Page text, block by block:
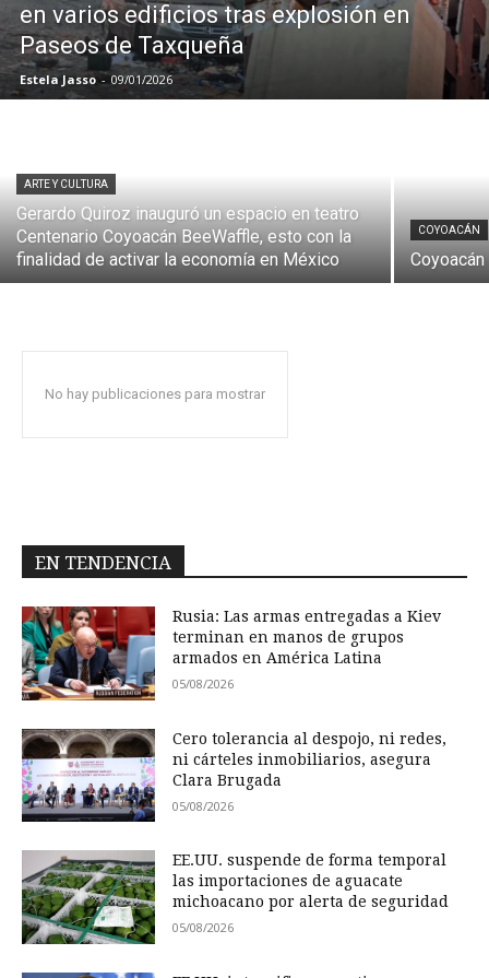
en varios edificios tras explosión en
Paseos de Taxqueña
Estela Jasso - 09/01/2026
ARTE Y CULTURA
Gerardo Quiroz inauguró un espacio en teatro
Centenario Coyoacán BeeWaffle, esto con la
finalidad de activar la economía en México
COYOACÁN
No hay publicaciones para mostrar
EN TENDENCIA
Rusia: Las armas entregadas a Kiev
terminan en manos de grupos
armados en América Latina
05/08/2026
Cero tolerancia al despojo, ni redes,
ni cárteles inmobiliarios, asegura
Clara Brugada
05/08/2026
EE.UU. suspende de forma temporal
las importaciones de aguacate
michoacano por alerta de seguridad
05/08/2026